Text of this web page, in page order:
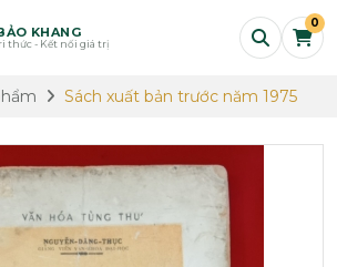
KHANG
thức - Kết nối giá trị
0
Sách xuất bản trước năm 1975